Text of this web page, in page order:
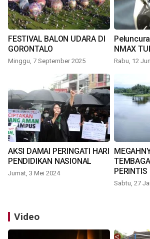
FESTIVAL BALON UDARA DI
GORONTALO
Minggu, 7 September 2025
NMAX
Rabu, 12
AKSI DAMAI PERINGATI HARI
PENDIDIKAN NASIONAL
Jumat, 3 Mei 2024
PERINTIS
Sabtu, 27
Video